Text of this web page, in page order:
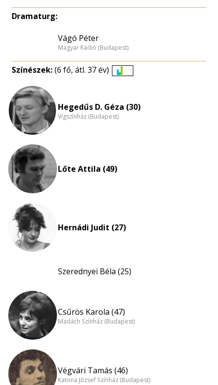
Dramaturg:
Vágó Péter
Magyar Rádió (Budapest)
Színészek:(6 fő, átl. 37 év)
nagyítása
Hegedűs D. Géza (30)
Vígszínház (Budapest)
Lőte Attila (49)
Hernádi Judit (27)
Szerednyei Béla (25)
Csűrös Karola (47)
Madách Színház (Budapest)
Végvári Tamás (46)
Katona József Színház (Budapest)